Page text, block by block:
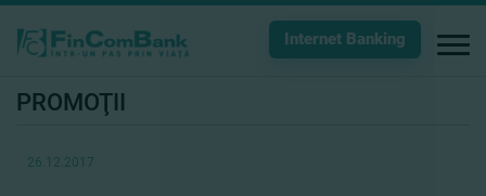
Internet Banking
PROMOŢII
26.12.2017